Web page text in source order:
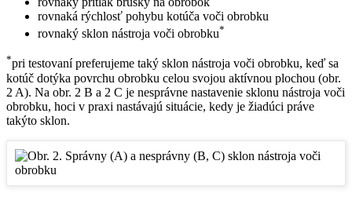
rovnaká rýchlosť pohybu kotúča voči obrobku
rovnaký sklon nástroja voči obrobku*
*pri testovaní preferujeme taký sklon nástroja voči obrobku, keď sa
kotúč dotýka povrchu obrobku celou svojou aktívnou plochou (obr.
2 A). Na obr. 2 B a 2 C je nesprávne nastavenie sklonu nástroja voči
obrobku, hoci v praxi nastávajú situácie, kedy je žiadúci práve
takýto sklon.